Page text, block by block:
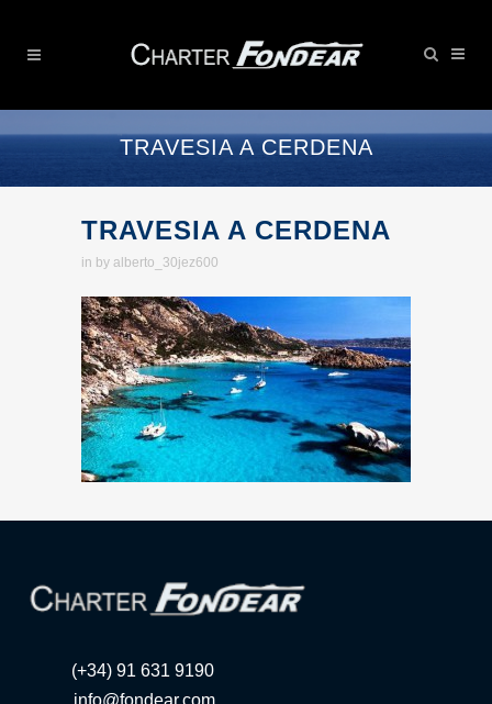
TRAVESIA A CERDENA
TRAVESIA A CERDENA
in by alberto_30jez600
(+34) 91 631 9190